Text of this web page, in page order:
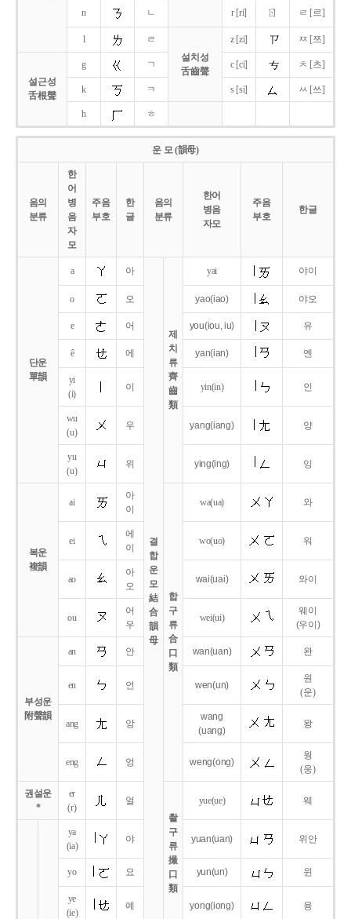
n ㄴ r [ri] ㄖ ㄹ [르]
l
ㄹ
설치성
舌齒聲
z [zi] ㅉ [쯔]
설근성
舌根聲
g ㄱ c [ci] ㅊ [츠]
k ㅋ s [si] ㅆ [쓰]
h ㅎ
운 모 (韻母)
음의
분류
한
어
병
음
자
모
주음
부호
한
글
음의
분류
한어
병음
자모
주음
부호
한글
단운
單韻
a 아
결
합
운
모
結
合
韻
母
제
치
류
齊
齒
類
yai 야이
o 오 yao(iao) 야오
e 어 you(iou,iu) 유
ê 에 yan(ian) 옌
yi
(i)
이 yin(in) 인
wu
(u)
우 yang(iang) 양
yu
(u)
위 ying(ing) 잉
복운
複韻
ai
아
이
합
구
류
合
口
類
wa(ua) 와
ei
에
이
wo(uo) 워
ao
아
오
wai(uai) 와이
ou
어
우
wei(ui)
웨이
(우이)
부성운
附聲韻
an 안 wan(uan) 완
en 언 wen(un)
원
(운)
ang 앙
wang
(uang)
왕
eng 엉 weng(ong)
웡
(웅)
권설운
*
er
(r)
얼
촬
구
류
撮
口
類
yue(ue) 웨
ya
(ia)
야 yuan(uan) 위안
yo 요 yun(un) 윈
ye
(ie)
예 yong(iong) 융